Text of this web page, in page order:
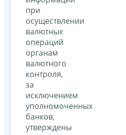
при
осуществлении
валютных
операций
органам
валютного
контроля,
за
исключением
уполномоченных
банков,
утверждены